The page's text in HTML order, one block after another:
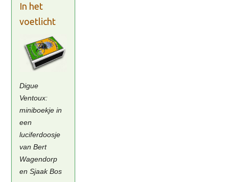
In het
voetlicht
Digue
Ventoux:
miniboekje in
een
luciferdoosje
van Bert
Wagendorp
en Sjaak Bos